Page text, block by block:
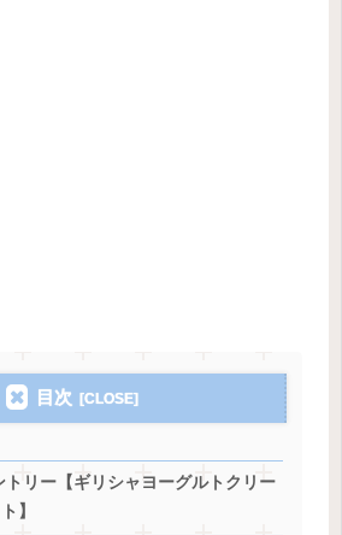
目次
トリー【ギリシャヨーグルトクリー
】